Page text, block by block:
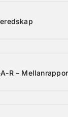
R –